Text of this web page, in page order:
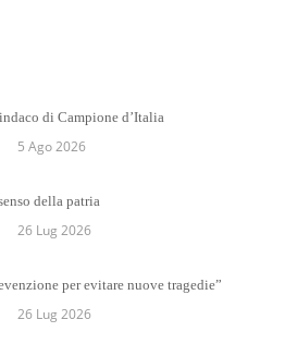
di Campione d’Italia
5 Ago 2026
della patria
26 Lug 2026
per evitare nuove tragedie”
26 Lug 2026